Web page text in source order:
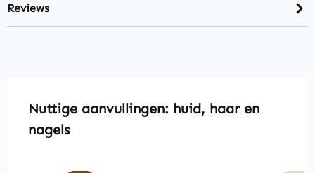
Reviews
Skip product gallery
Nuttige aanvullingen: huid, haar en
nagels